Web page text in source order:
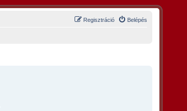
Belépés
Regisztráció